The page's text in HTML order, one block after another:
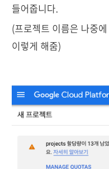
들어줍니다.
(프로젝트 이름은 나중
이렇게 해줌)